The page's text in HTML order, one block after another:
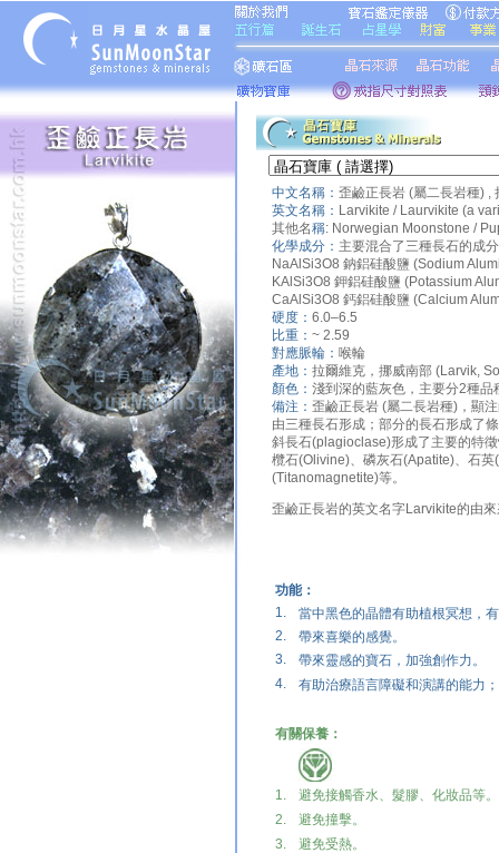
中文名稱： 歪鹼正長岩 (屬二長岩種) ,
英文名稱： Larvikite / Laurvikite (a
其他名稱: Norwegian Moonstone /
化學成分： 主要混合了三種長石的成
NaAlSi3O8 鈉鋁硅酸鹽 (Sodium
KAlSi3O8 鉀鋁硅酸鹽 (Potassium
CaAlSi3O8 鈣鋁硅酸鹽 (Calcium
硬度： 6.0–6.5
比重： ~ 2.59
對應脈輪： 喉輪
產地： 拉爾維克，挪威南部 (Larvik,
顏色： 淺到深的藍灰色，主要分2種
備注： 歪鹼正長岩 (屬二長岩種)，顯
由三種長石形成；部分的長石形成了
斜長石(plagioclase)形成了主要的特
欖石(Olivine)、磷灰石(Apatite)、石
(Titanomagnetite)等。
歪鹼正長岩的英文名字Larvikite的由
功能：
1.
當中黑色的晶體有助植根冥想，
2.
帶來喜樂的感覺。
3.
帶來靈感的寶石，加強創作力。
4.
有助治療語言障礙和演講的能力
有關保養：
1.
避免接觸香水、髮膠、化妝品等。
2.
避免撞擊。
3.
避免受熱。